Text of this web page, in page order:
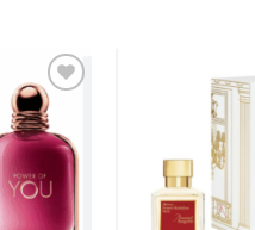
AÑADIR
A LA
LISTA
DE
DESEOS